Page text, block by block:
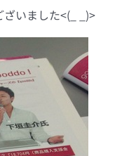
いました<(_ _)>